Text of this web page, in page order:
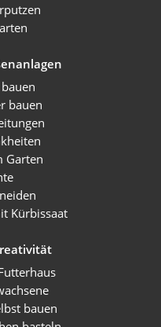
bauen
Garten
Kürbissaat
bauen